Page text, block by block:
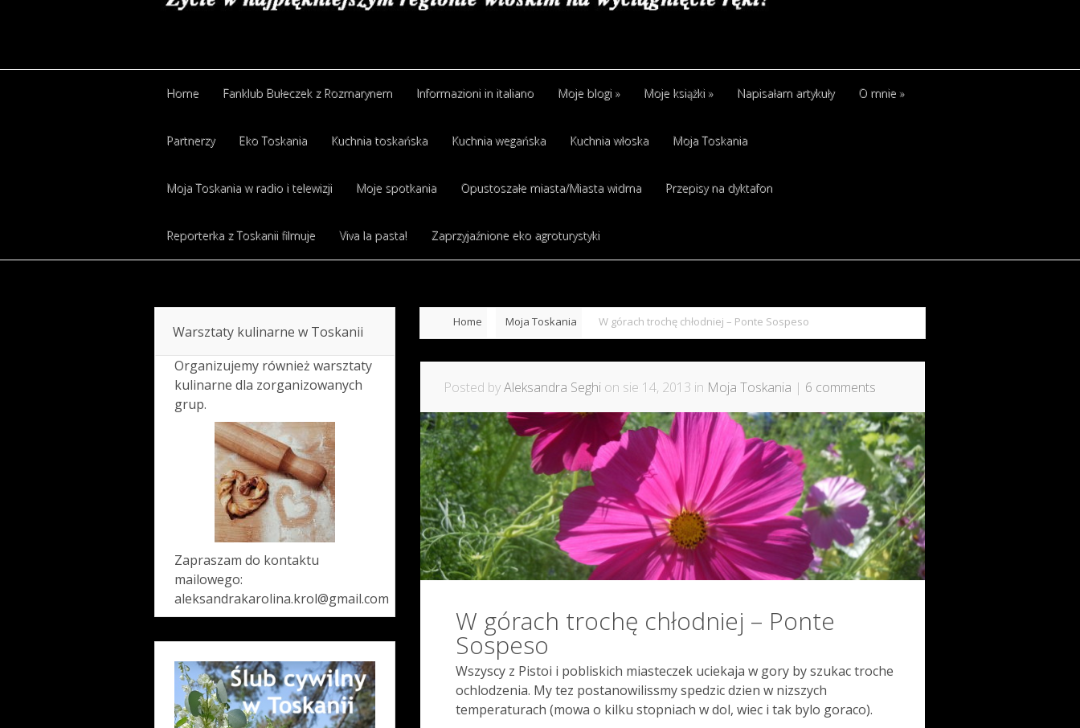
Home Fanklub Bułeczek z Rozmarynem Informazioni in italiano Moje blogi » Moje książki » Napisałam artykuły O mnie »
Partnerzy Eko Toskania Kuchnia toskańska Kuchnia wegańska Kuchnia włoska Moja Toskania
Moja Toskania w radio i telewizji Moje spotkania Opustoszałe miasta/Miasta widma Przepisy na dyktafon
Reporterka z Toskanii filmuje Viva la pasta! Zaprzyjaźnione eko agroturystyki
Home Moja Toskania W górach trochę chłodniej – Ponte Sospeso
Posted byAleksandra Seghi on sie 14, 2013 in Moja Toskania | 6 comments
W górach trochę chłodniej – Ponte
Sospeso
Wszyscy z Pistoi i pobliskich miasteczek uciekaja w gory by szukac troche
ochlodzenia. My tez postanowilissmy spedzic dzien w nizszych
temperaturach (mowa o kilku stopniach w dol, wiec i tak bylo goraco).
Warsztaty kulinarne w Toskanii
Organizujemy również warsztaty
kulinarne dla zorganizowanych
grup.
Zapraszam do kontaktu
mailowego:
aleksandrakarolina.krol@gmail.com